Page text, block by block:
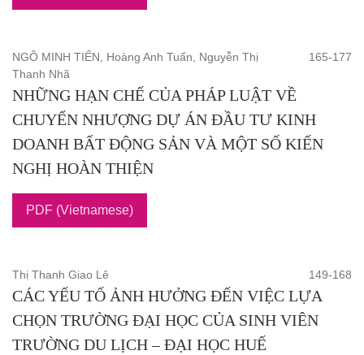
NGÔ MINH TIẾN, Hoàng Anh Tuấn, Nguyễn Thị
Thanh Nhã
165-177
NHỮNG HẠN CHẾ CỦA PHÁP LUẬT VỀ
CHUYỂN NHƯỢNG DỰ ÁN ĐẦU TƯ KINH
DOANH BẤT ĐỘNG SẢN VÀ MỘT SỐ KIẾN
NGHỊ HOÀN THIỆN
PDF (Vietnamese)
Thị Thanh Giao Lê 149-168
CÁC YẾU TỐ ẢNH HƯỞNG ĐẾN VIỆC LỰA
CHỌN TRƯỜNG ĐẠI HỌC CỦA SINH VIÊN
TRƯỜNG DU LỊCH – ĐẠI HỌC HUẾ